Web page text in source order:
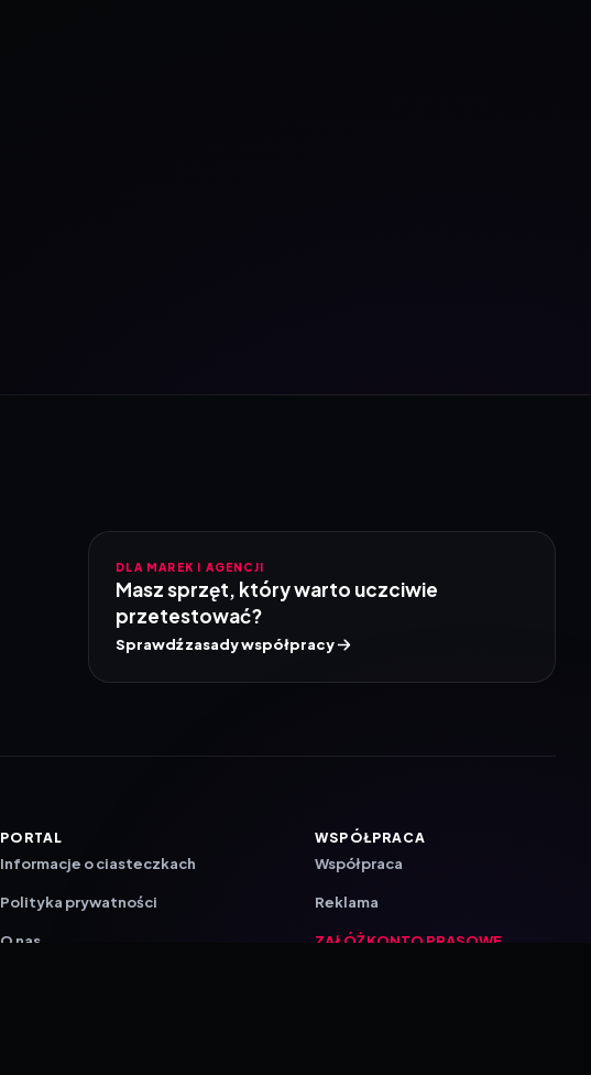
DLA MAREK I AGENCJI
Masz sprzęt, który warto uczciwie
przetestować?
Sprawdź zasady współpracy
PORTAL
Informacje o ciasteczkach
Polityka prywatności
O nas
WSPÓŁPRACA
Współpraca
Reklama
ZAŁÓŻ KONTO PRASOWE